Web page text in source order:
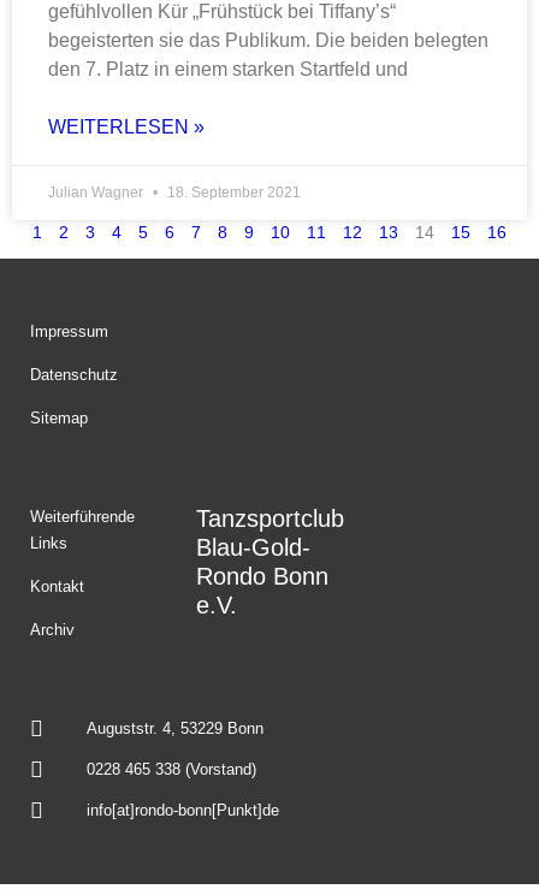
gefühlvollen Kür „Frühstück bei Tiffany’s“
begeisterten sie das Publikum. Die beiden belegten
den 7. Platz in einem starken Startfeld und
WEITERLESEN »
Julian Wagner 18. September 2021
1 2 3 4 5 6 7 8 9 10 11 12 13 14 15 16
Impressum
Datenschutz
Sitemap
Weiterführende
Links
Kontakt
Archiv
Tanzsportclub
Blau-Gold-
Rondo Bonn
e.V.
Auguststr. 4, 53229 Bonn
0228 465 338 (Vorstand)
info[at]rondo-bonn[Punkt]de